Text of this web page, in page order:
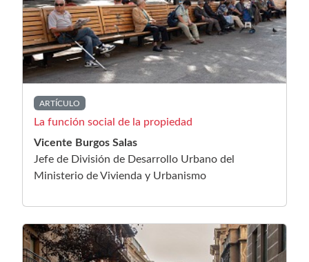
ARTÍCULO
La función social de la propiedad
Vicente Burgos Salas
Jefe de División de Desarrollo Urbano del
Ministerio de Vivienda y Urbanismo